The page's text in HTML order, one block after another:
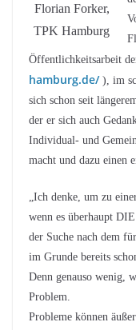
Florian Forker,
TPK Hamburg
Öffentlichkeitsarbeit
hamburg.de/), im
sich schon seit
der er sich auch
Individual- und
macht und dazu einen
„Ich denke, um zu
wenn es überhaupt
der Suche nach dem
im Grunde bereits
Denn genauso wenig,
Problem.
Probleme können